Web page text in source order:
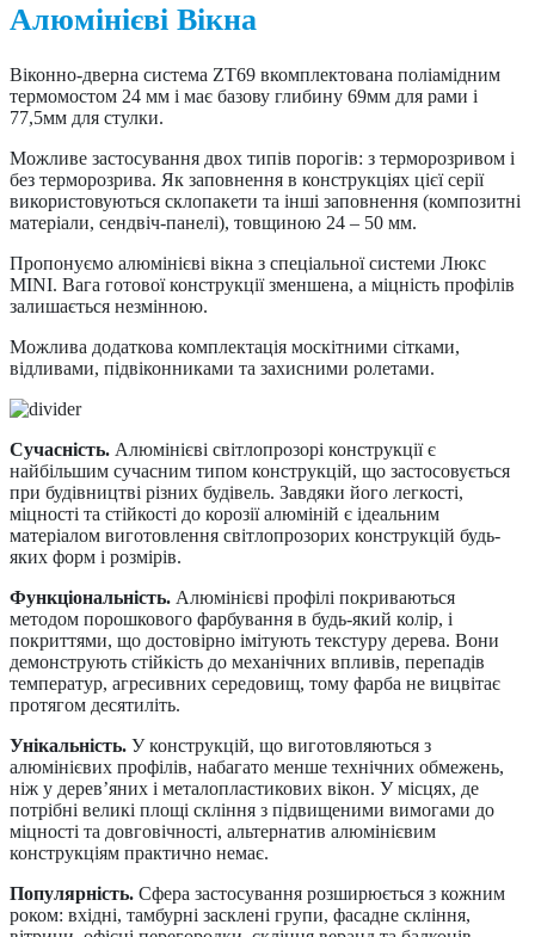
Алюмінієві Вікна
Віконно-дверна система ZT69 вкомплектована поліамідним
термомостом 24 мм і має базову глибину 69мм для рами і
77,5мм для стулки.
Можливе застосування двох типів порогів: з терморозривом і
без терморозрива. Як заповнення в конструкціях цієї серії
використовуються склопакети та інші заповнення (композитні
матеріали, сендвіч-панелі), товщиною 24 – 50 мм.
Пропонуємо алюмінієві вікна з спеціальної системи Люкс
MINI. Вага готової конструкції зменшена, а міцність профілів
залишається незмінною.
Можлива додаткова комплектація москітними сітками,
відливами, підвіконниками та захисними ролетами.
Сучасність. Алюмінієві світлопрозорі конструкції є
найбільшим сучасним типом конструкцій, що застосовується
при будівництві різних будівель. Завдяки його легкості,
міцності та стійкості до корозії алюміній є ідеальним
матеріалом виготовлення світлопрозорих конструкцій будь-
яких форм і розмірів.
Функціональність. Алюмінієві профілі покриваються
методом порошкового фарбування в будь-який колір, і
покриттями, що достовірно імітують текстуру дерева. Вони
демонструють стійкість до механічних впливів, перепадів
температур, агресивних середовищ, тому фарба не вицвітає
протягом десятиліть.
Унікальність. У конструкцій, що виготовляються з
алюмінієвих профілів, набагато менше технічних обмежень,
ніж у дерев’яних і металопластикових вікон. У місцях, де
потрібні великі площі скління з підвищеними вимогами до
міцності та довговічності, альтернатив алюмінієвим
конструкціям практично немає.
Популярність. Сфера застосування розширюється з кожним
роком: вхідні, тамбурні засклені групи, фасадне скління,